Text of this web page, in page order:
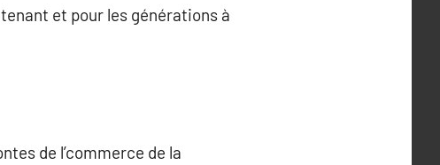
et pour les générations à
de l’commerce de la